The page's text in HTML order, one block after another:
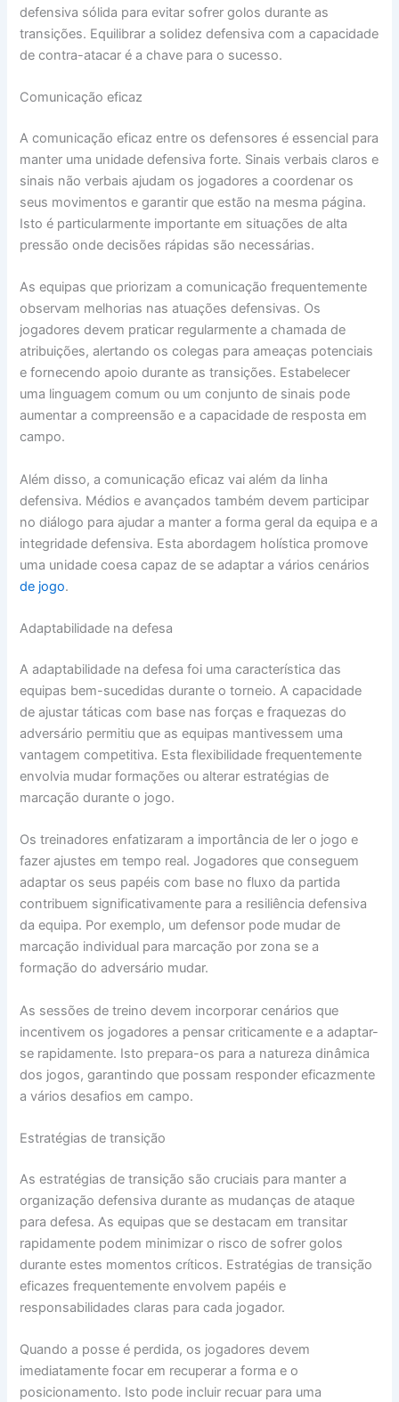
defensiva sólida para evitar sofrer golos durante as
transições. Equilibrar a solidez defensiva com a capacidade
de contra-atacar é a chave para o sucesso.
Comunicação eficaz
A comunicação eficaz entre os defensores é essencial para
manter uma unidade defensiva forte. Sinais verbais claros e
sinais não verbais ajudam os jogadores a coordenar os
seus movimentos e garantir que estão na mesma página.
Isto é particularmente importante em situações de alta
pressão onde decisões rápidas são necessárias.
As equipas que priorizam a comunicação frequentemente
observam melhorias nas atuações defensivas. Os
jogadores devem praticar regularmente a chamada de
atribuições, alertando os colegas para ameaças potenciais
e fornecendo apoio durante as transições. Estabelecer
uma linguagem comum ou um conjunto de sinais pode
aumentar a compreensão e a capacidade de resposta em
campo.
Além disso, a comunicação eficaz vai além da linha
defensiva. Médios e avançados também devem participar
no diálogo para ajudar a manter a forma geral da equipa e a
integridade defensiva. Esta abordagem holística promove
uma unidade coesa capaz de se adaptar a vários cenários
de jogo.
Adaptabilidade na defesa
A adaptabilidade na defesa foi uma característica das
equipas bem-sucedidas durante o torneio. A capacidade
de ajustar táticas com base nas forças e fraquezas do
adversário permitiu que as equipas mantivessem uma
vantagem competitiva. Esta flexibilidade frequentemente
envolvia mudar formações ou alterar estratégias de
marcação durante o jogo.
Os treinadores enfatizaram a importância de ler o jogo e
fazer ajustes em tempo real. Jogadores que conseguem
adaptar os seus papéis com base no fluxo da partida
contribuem significativamente para a resiliência defensiva
da equipa. Por exemplo, um defensor pode mudar de
marcação individual para marcação por zona se a
formação do adversário mudar.
As sessões de treino devem incorporar cenários que
incentivem os jogadores a pensar criticamente e a adaptar-
se rapidamente. Isto prepara-os para a natureza dinâmica
dos jogos, garantindo que possam responder eficazmente
a vários desafios em campo.
Estratégias de transição
As estratégias de transição são cruciais para manter a
organização defensiva durante as mudanças de ataque
para defesa. As equipas que se destacam em transitar
rapidamente podem minimizar o risco de sofrer golos
durante estes momentos críticos. Estratégias de transição
eficazes frequentemente envolvem papéis e
responsabilidades claras para cada jogador.
Quando a posse é perdida, os jogadores devem
imediatamente focar em recuperar a forma e o
posicionamento. Isto pode incluir recuar para uma